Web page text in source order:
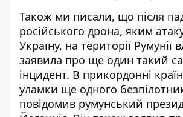
Також ми писали, що після
російського дрона, яким
Україну, на території Румунії
заявила про ще один такий
інцидент. В прикордонні
уламки ще одного
повідомив румунський